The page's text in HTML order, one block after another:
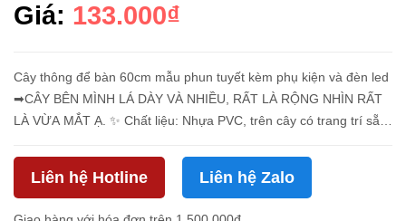
Giá: 133.000₫
Cây thông để bàn 60cm mẫu phun tuyết kèm phụ kiện và đèn led
➡CÂY BÊN MÌNH LÁ DÀY VÀ NHIỀU, RẤT LÀ RỘNG NHÌN RẤT
LÀ VỪA MẮT Ạ. ✨ Chất liệu: Nhựa PVC, trên cây có trang trí sẵn
xinh xắ...
Liên hệ Hotline Liên hệ Zalo